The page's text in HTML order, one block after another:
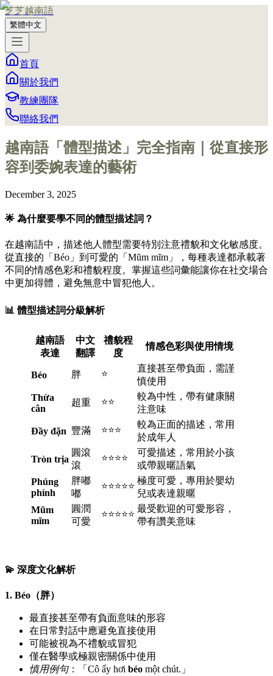
芝芝越南語
繁體中文
首頁
關於我們
教練團隊
聯絡我們
越南語「體型描述」完全指南｜從直接形
容到委婉表達的藝術
December 3, 2025
🌟 為什麼要學不同的體型描述詞？
在越南語中，描述他人體型需要特別注意禮貌和文化敏感度。
從直接的「Béo」到可愛的「Mũm mĩm」，每種表達都承載著
不同的情感色彩和禮貌程度。掌握這些詞彙能讓你在社交場合
中更加得體，避免無意中冒犯他人。
📊 體型描述詞分級解析
越南語
表達
中文
翻譯
禮貌程
度
情感色彩與使用情境
Béo 胖 ⭐
直接甚至帶負面，需謹
慎使用
Thừa
cân
超重 ⭐⭐
較為中性，帶有健康關
注意味
Đầy đặn 豐滿 ⭐⭐⭐
較為正面的描述，常用
於成年人
Tròn trịa
圓滾
滾
⭐⭐⭐⭐
可愛描述，常用於小孩
或帶親暱語氣
Phúng
phính
胖嘟
嘟
⭐⭐⭐⭐⭐
極度可愛，專用於嬰幼
兒或表達親暱
Mũm
mĩm
圓潤
可愛
⭐⭐⭐⭐⭐
最受歡迎的可愛形容，
帶有讚美意味
💫 深度文化解析
1. Béo（胖）
最直接甚至帶有負面意味的形容
在日常對話中應避免直接使用
可能被視為不禮貌或冒犯
僅在醫學或極親密關係中使用
慎用例句：「Cô ấy hơi béo một chút.」